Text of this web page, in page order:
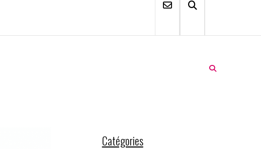
Catégories